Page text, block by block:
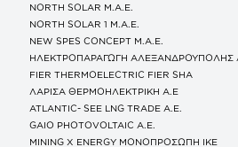
NORTH SOLAR M.Α.Ε.
NORTH SOLAR 1 M.Α.Ε.
NEW SPES CONCEPT Μ.Α.Ε.
ΗΛΕΚΤΡΟΠΑΡΑΓΩΓΗ ΑΛΕΞΑΝΔΡΟΥΠΟΛΗΣ
FIER THERMOELECTRIC FIER SHA
ΛΑΡΙΣΑ ΘΕΡΜΟΗΛΕΚΤΡΙΚΗ A.E
ATLANTIC- SEE LNG TRADE A.E.
GAIO PHOTOVOLTAIC Α.Ε.
MINING X ENERGY ΜΟΝΟΠΡΟΣΩΠΗ ΙΚΕ